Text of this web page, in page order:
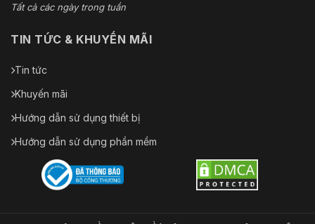
Tất cả các ngày trong tuần
TIN TỨC & KHUYẾN MÃI
Tin tức
Khuyến mãi
Hướng dẫn sử dụng thiết bị
Hướng dẫn sử dụng phần mềm